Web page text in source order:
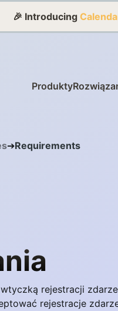
🎉 Introducing
Produkty
➔Requirements
rejestracji
rejestracje